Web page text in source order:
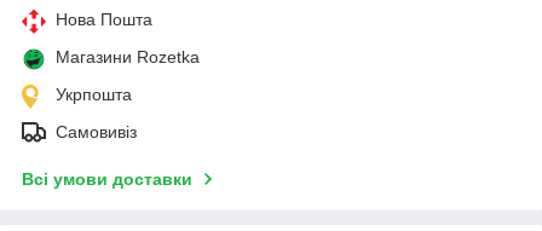
Нова Пошта
Магазини Rozetka
Укрпошта
Самовивіз
Всі умови доставки